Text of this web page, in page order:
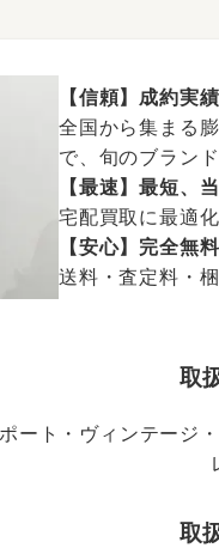
【信頼】成約実
全国から集まる
で、旬のブラン
【最速】最短、
宅配買取に最適
【安心】完全無
送料・査定料・
取
ート・ヴィンテージ
取